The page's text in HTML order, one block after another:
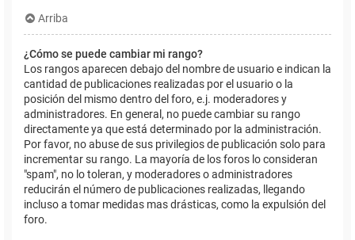
Arriba
¿Cómo se puede cambiar mi rango?
Los rangos aparecen debajo del nombre de usuario e indican la
cantidad de publicaciones realizadas por el usuario o la
posición del mismo dentro del foro, e.j. moderadores y
administradores. En general, no puede cambiar su rango
directamente ya que está determinado por la administración.
Por favor, no abuse de sus privilegios de publicación solo para
incrementar su rango. La mayoría de los foros lo consideran
"spam", no lo toleran, y moderadores o administradores
reducirán el número de publicaciones realizadas, llegando
incluso a tomar medidas mas drásticas, como la expulsión del
foro.